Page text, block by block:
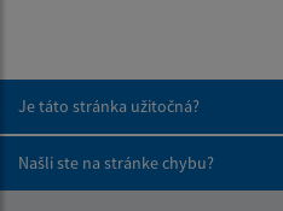
Je táto stránka užitočná?
Našli ste na stránke chybu?